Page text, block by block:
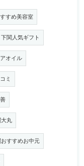
すめ美容室
下関人気ギフト
オイル
ミ
丸
すすめお中元